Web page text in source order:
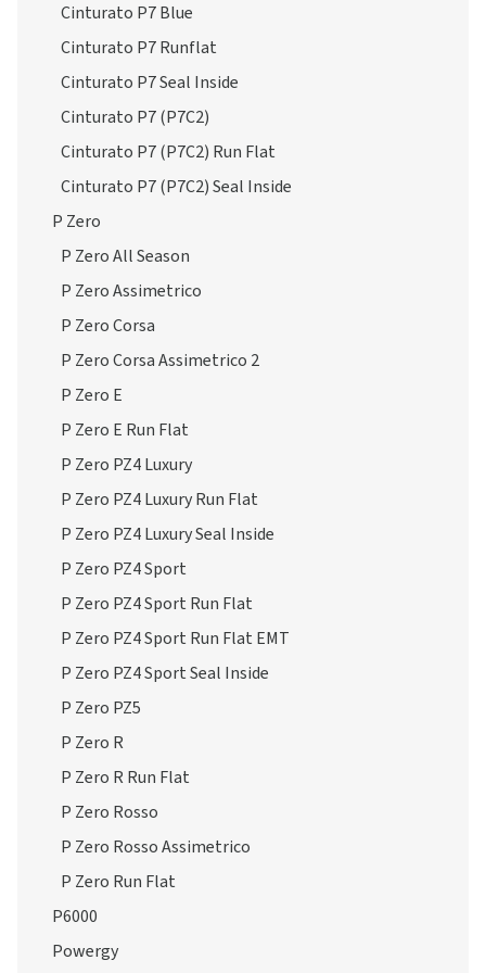
Cinturato P7 Blue
Cinturato P7 Runflat
Cinturato P7 Seal Inside
Cinturato P7 (P7C2)
Cinturato P7 (P7C2) Run Flat
Cinturato P7 (P7C2) Seal Inside
P Zero
P Zero All Season
P Zero Assimetrico
P Zero Corsa
P Zero Corsa Assimetrico 2
P Zero E
P Zero E Run Flat
P Zero PZ4 Luxury
P Zero PZ4 Luxury Run Flat
P Zero PZ4 Luxury Seal Inside
P Zero PZ4 Sport
P Zero PZ4 Sport Run Flat
P Zero PZ4 Sport Run Flat EMT
P Zero PZ4 Sport Seal Inside
P Zero PZ5
P Zero R
P Zero R Run Flat
P Zero Rosso
P Zero Rosso Assimetrico
P Zero Run Flat
P6000
Powergy